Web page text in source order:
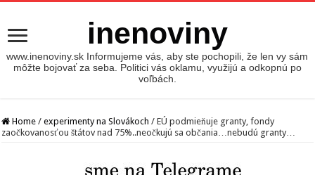
inenoviny
www.inenoviny.sk Informujeme vás, aby ste pochopili, že len vy sám
môžte bojovať za seba. Politici vás oklamu, využijú a odkopnú po
voľbách.
Home / experimenty na Slovákoch / EÚ podmieňuje granty, fondy
zaočkovanosťou štátov nad 75%..neočkujú sa občania…nebudú granty…